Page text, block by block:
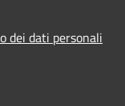
dei dati personali